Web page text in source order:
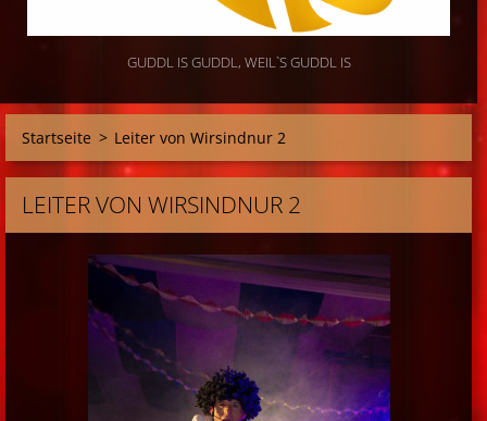
GUDDL IS GUDDL, WEIL`S GUDDL IS
Startseite > Leiter von Wirsindnur 2
LEITER VON WIRSINDNUR 2